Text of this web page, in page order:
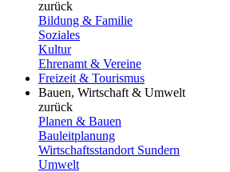
zurück
Bildung & Familie
Soziales
Kultur
Ehrenamt & Vereine
Freizeit & Tourismus
Bauen, Wirtschaft & Umwelt
zurück
Planen & Bauen
Bauleitplanung
Wirtschaftsstandort Sundern
Umwelt